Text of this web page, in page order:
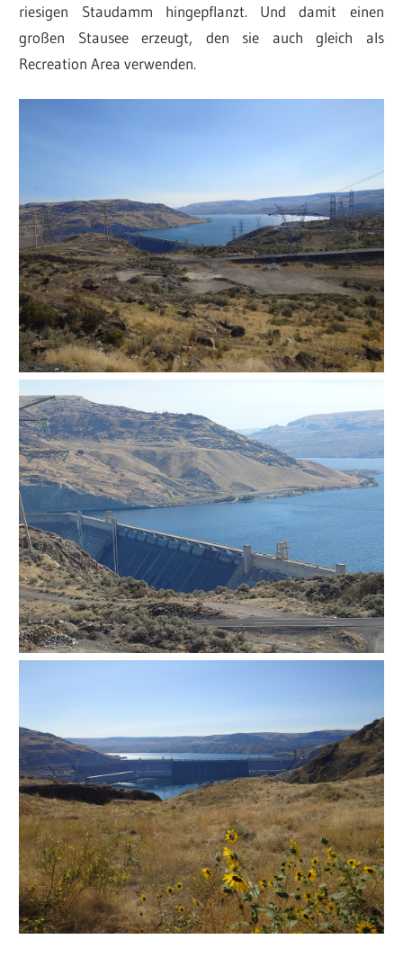
riesigen Staudamm hingepflanzt. Und damit einen
großen Stausee erzeugt, den sie auch gleich als
Recreation Area verwenden.